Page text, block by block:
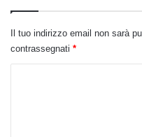
Il tuo indirizzo email non sarà
contrassegnati *